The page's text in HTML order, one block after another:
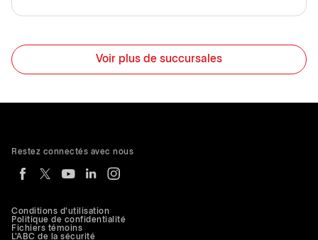
Voir plus de succursales
Conditions d'utilisation
Politique de confidentialité
Fichiers témoins
L'ABC de la sécurité
Restez connectés avec nous